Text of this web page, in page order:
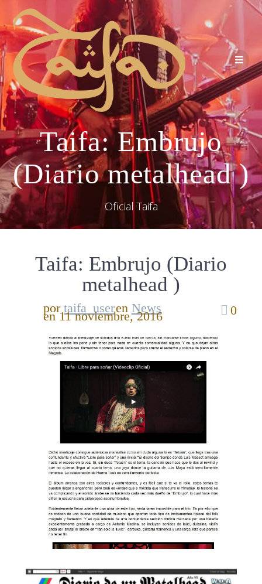
Taifa: Embrujo
(Diario metalhead )
Oficial Taifa
Taifa: Embrujo (Diario
metalhead )
portaifa_useren News
en 11 noviembre, 2016 0